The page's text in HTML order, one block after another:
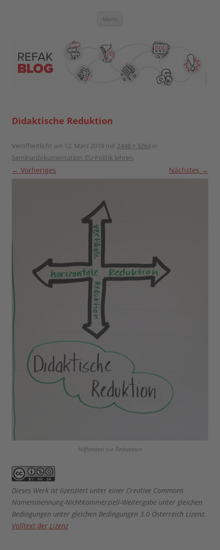
Blog der Referent:innen Akademie
Menü
Didaktische Reduktion
Veröffentlicht am 12. März 2019 mit 2448 × 3264 in
Seminardokumentation: EU-Politik lehren.
← Vorheriges Nächstes →
Hilfsmittel zur Reduktion
Dieses Werk ist lizenziert unter einer Creative Commons
Namensnennung-NichtKommerziell-Weitergabe unter gleichen
Bedingungen unter gleichen Bedingungen 3.0 Österreich Lizenz.
Volltext der Lizenz